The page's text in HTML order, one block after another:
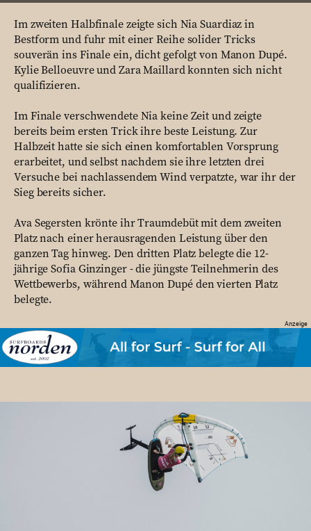
Im zweiten Halbfinale zeigte sich Nia Suardiaz in
Bestform und fuhr mit einer Reihe solider Tricks
souverän ins Finale ein, dicht gefolgt von Manon Dupé.
Kylie Belloeuvre und Zara Maillard konnten sich nicht
qualifizieren.
Im Finale verschwendete Nia keine Zeit und zeigte
bereits beim ersten Trick ihre beste Leistung. Zur
Halbzeit hatte sie sich einen komfortablen Vorsprung
erarbeitet, und selbst nachdem sie ihre letzten drei
Versuche bei nachlassendem Wind verpatzte, war ihr der
Sieg bereits sicher.
Ava Segersten krönte ihr Traumdebüt mit dem zweiten
Platz nach einer herausragenden Leistung über den
ganzen Tag hinweg. Den dritten Platz belegte die 12-
jährige Sofia Ginzinger - die jüngste Teilnehmerin des
Wettbewerbs, während Manon Dupé den vierten Platz
belegte.